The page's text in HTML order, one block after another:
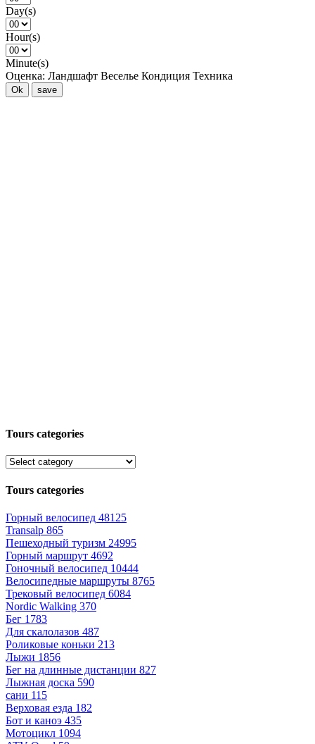
Day(s)
Hour(s)
Minute(s)
Оценка: Ландшафт Веселье Кондиция Техника
Ok save
Tours categories
Tours categories
Горный велосипед 48125
Transalp 865
Пешеходный туризм 24995
Горный маршрут 4692
Гоночный велосипед 10444
Велосипедные маршруты 8765
Трековый велосипед 6084
Nordic Walking 370
Бег 1783
Для скалолазов 487
Роликовые коньки 213
Лыжи 1856
Бег на длинные дистанции 827
Лыжная доска 590
сани 115
Верховая езда 182
Бот и каноэ 435
Мотоцикл 1094